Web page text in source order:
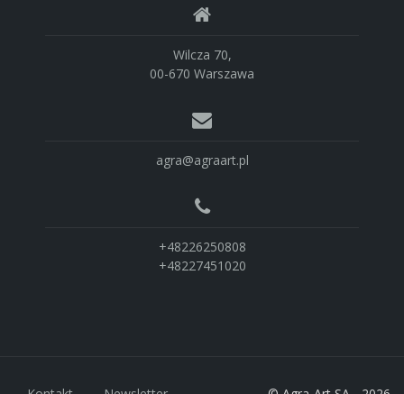
Wilcza 70,
00-670 Warszawa
agra@agraart.pl
+48226250808
+48227451020